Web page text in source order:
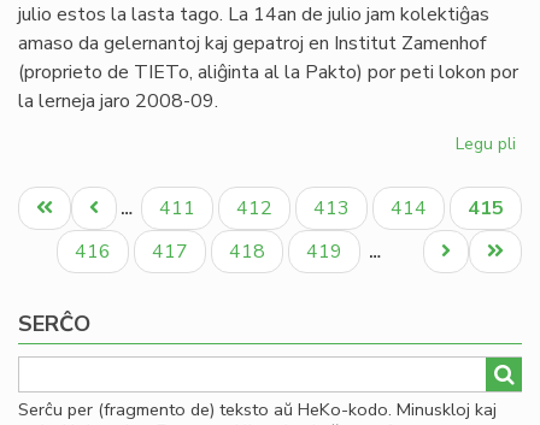
julio estos la lasta tago. La 14an de julio jam kolektiĝas
amaso da gelernantoj kaj gepatroj en Institut Zamenhof
(proprieto de TIETo, aliĝinta al la Pakto) por peti lokon por
la lerneja jaro 2008-09.
Legu pli
de
la
en
Pagination
Unua
paĝo
Antaŭa
paĝo
… Paĝo
411 Paĝo
412 Paĝo
413 Paĝo
414
Aktuala
paĝo
415
Paĝo
416 Paĝo
417 Paĝo
418 Paĝo
419 …
Last
page
Next
page
SERĈO
Serĉu per (fragmento de) teksto aŭ HeKo-kodo. Minuskloj kaj